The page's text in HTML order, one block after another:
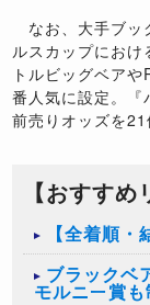
なお、大手ブッ
ルスカップにお
トルビッグベア
番人気に設定。
前売りオッズを21
【おすすめ
【全着順
ブラックベ
モルニー賞